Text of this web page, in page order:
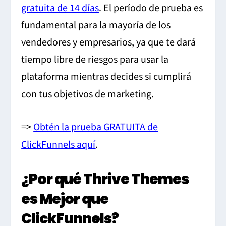
gratuita de 14 días. El período de prueba es
fundamental para la mayoría de los
vendedores y empresarios, ya que te dará
tiempo libre de riesgos para usar la
plataforma mientras decides si cumplirá
con tus objetivos de marketing.
=>Obtén la prueba GRATUITA de
ClickFunnels aquí.
¿Por qué Thrive Themes
es Mejor que
ClickFunnels?